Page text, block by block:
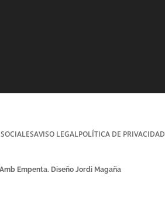
AVISO LEGALPOLÍTICA DE PRIVACIDAD
Empenta. Diseño Jordi Magaña